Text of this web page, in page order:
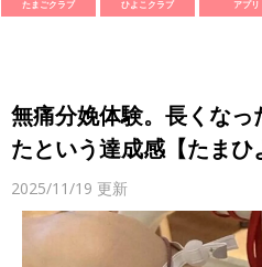
たまごクラブ ひよこクラブ アプリ
無痛分娩体験。長くな
たという達成感【たまひ
2025/11/19 更新